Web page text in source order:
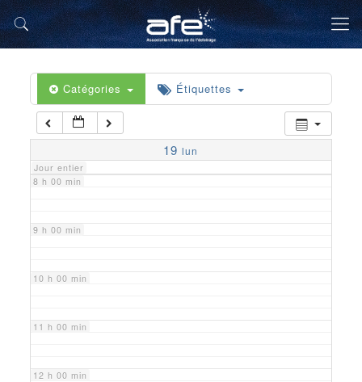
Catégories Étiquettes
19 lun
Jour entier
5 h 00 min
6 h 00 min
7 h 00 min
8 h 00 min
9 h 00 min
10 h 00 min
11 h 00 min
12 h 00 min